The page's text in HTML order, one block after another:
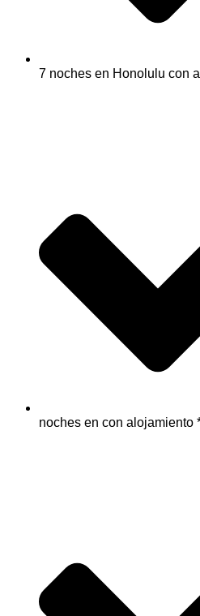
7 noches en Honolulu con
noches en con alojamiento